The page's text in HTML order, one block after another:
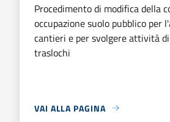
Procedimento di modifica della
occupazione suolo pubblico per
cantieri e per svolgere attività
traslochi
VAI ALLA PAGINA